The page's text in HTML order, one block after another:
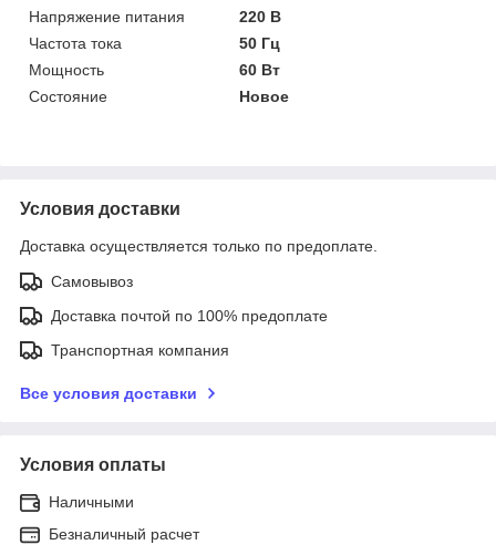
Напряжение питания
220 В
Частота тока
50 Гц
Мощность
60 Вт
Состояние
Новое
Условия доставки
Доставка осуществляется только по предоплате.
Самовывоз
Доставка почтой по 100% предоплате
Транспортная компания
Все условия доставки
Условия оплаты
Наличными
Безналичный расчет